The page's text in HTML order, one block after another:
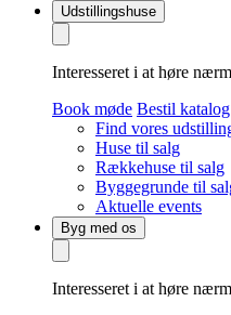
Udstillingshuse
Interesseret i at høre
Book møde Bestil katalog
Find vores
Huse til salg
Rækkehuse til salg
Byggegrunde til
Aktuelle events
Byg med os
Interesseret i at høre